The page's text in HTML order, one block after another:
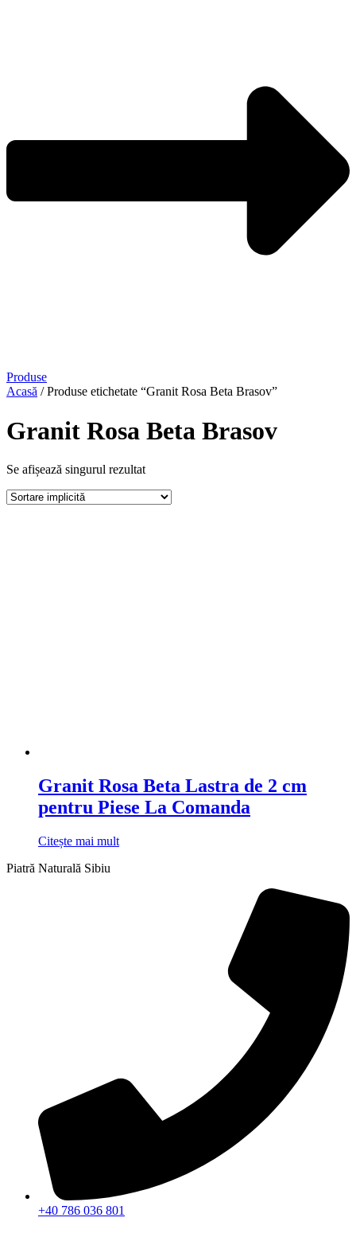
Produse
Acasă / Produse etichetate “Granit Rosa Beta Brasov”
Granit Rosa Beta Brasov
Se afișează singurul rezultat
Granit Rosa Beta Lastra de 2 cm
pentru Piese La Comanda
Citește mai mult
Piatră Naturală Sibiu
+40 786 036 801